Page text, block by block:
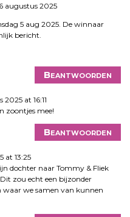
augustus 2025
5 aug 2025. De winnaar
bericht.
Beantwoorden
at 16:11
zoontjes mee!
Beantwoorden
at 13:25
dochter naar Tommy & Fliek
zou echt een bijzonder
we samen van kunnen